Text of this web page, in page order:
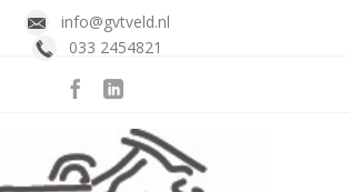
info@gvtveld.nl
033 2454821